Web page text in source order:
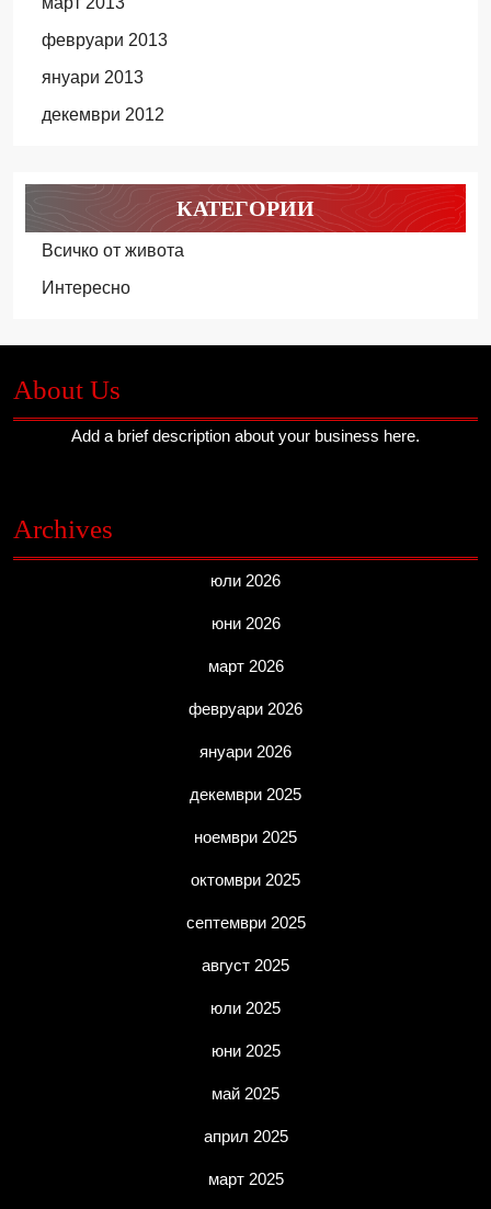
февруари 2013
януари 2013
декември 2012
КАТЕГОРИИ
Всичко от живота
Интересно
About Us
Add a brief description about your business here.
Archives
юли 2026
юни 2026
март 2026
февруари 2026
януари 2026
декември 2025
ноември 2025
октомври 2025
септември 2025
август 2025
юли 2025
юни 2025
май 2025
април 2025
март 2025